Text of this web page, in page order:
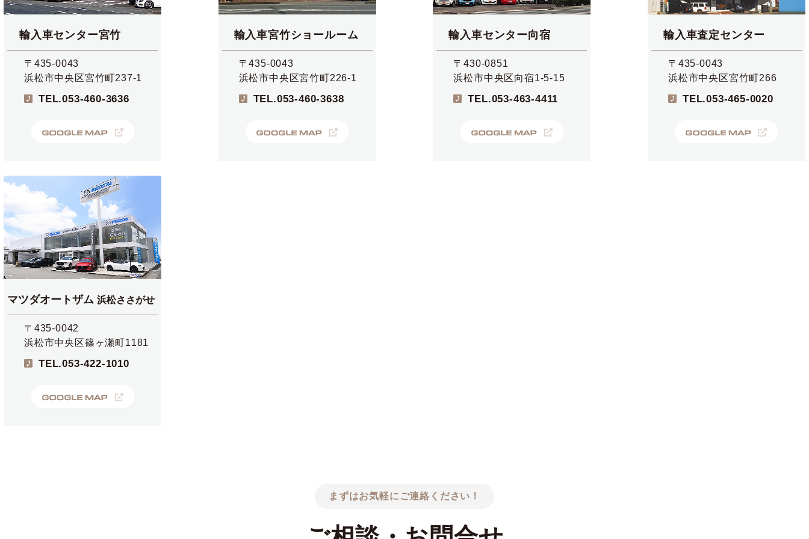
輸入車センター宮竹
〒435-0043
浜松市中央区宮竹町237-1
TEL.053-460-3636
輸入車宮竹ショールーム
〒435-0043
浜松市中央区宮竹町226-1
TEL.053-460-3638
輸入車センター向宿
〒430-0851
浜松市中央区向宿1-5-15
TEL.053-463-4411
輸入車査定センター
〒435-0043
浜松市中央区宮竹町266
TEL.053-465-0020
マツダオートザム 浜松ささがせ
〒435-0042
浜松市中央区篠ヶ瀬町1181
TEL.053-422-1010
まずはお気軽にご連絡ください！